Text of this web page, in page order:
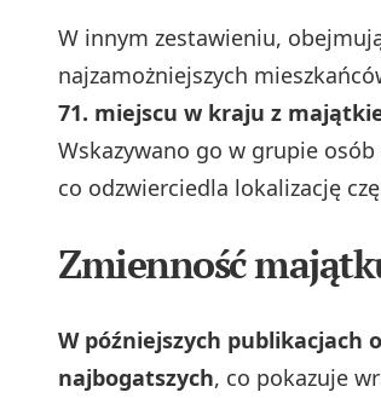
W innym zestawieniu,
najzamożniejszych
71. miejscu w kraju z
Wskazywano go w grupie
co odzwierciedla lokalizację
Zmienność
W późniejszych publikacjach
najbogatszych, co pokazuje